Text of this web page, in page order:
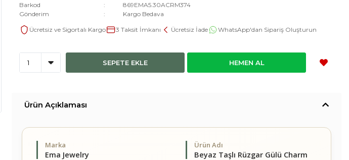
Barkod
869EMA5.30ACRM374
Gönderim
Kargo Bedava
Ücretsiz ve Sigortalı Kargo 3 Taksit İmkanı Ücretsiz İade WhatsApp'dan Sipariş Oluşturun
SEPETE EKLE HEMEN AL
Ürün Açıklaması
Marka
Ema Jewelry
Ürün Adı
Beyaz Taşlı Rüzgar Gülü Charm